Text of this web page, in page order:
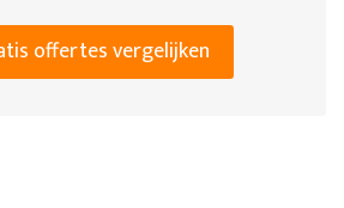
offertes vergelijken